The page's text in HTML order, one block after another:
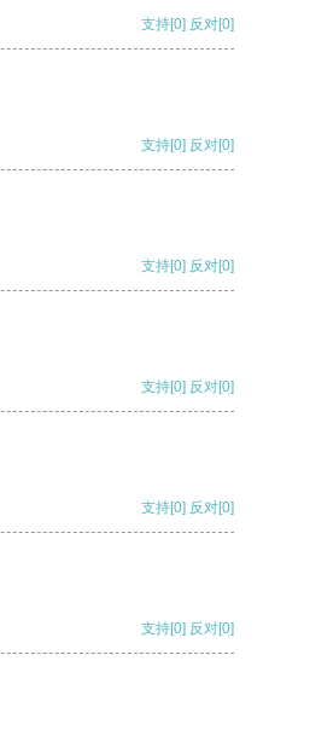
支持[0] 反对[0]
支持[0] 反对[0]
支持[0] 反对[0]
支持[0] 反对[0]
支持[0] 反对[0]
支持[0] 反对[0]